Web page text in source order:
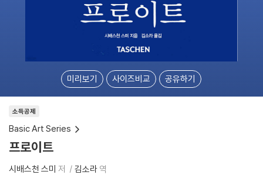
미리보기 사이즈비교 공유하기
소득공제
Basic Art Series
프로이트
시배스천 스미 저 김소라 역